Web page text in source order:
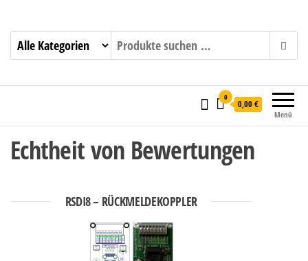
mktw-elektronik GmbH & Co KG
Menü
0
0,00 €
Echtheit von Bewertungen
RSDI8 – RÜCKMELDEKOPPLER